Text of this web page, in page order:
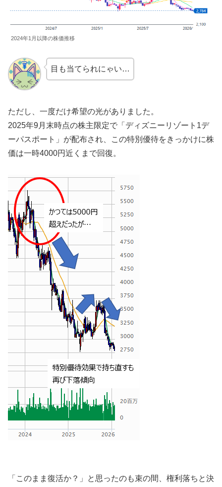
2024年1月以降の株価推移
目も当てられにゃい…
ただし、一度だけ希望の光がありました。
2025年9月末時点の株主限定で「ディズニーリゾート1デ
ーパスポート」が配布され、この特別優待をきっかけに株
価は一時4000円近くまで回復。
「このまま復活か？」と思ったのも束の間、権利落ちと決